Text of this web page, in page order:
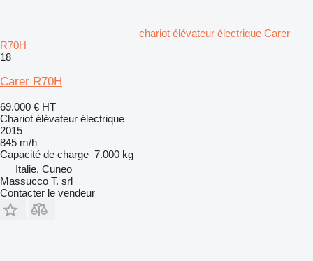
chariot élévateur électrique Carer
R70H
18
Carer R70H
69.000 € HT
Chariot élévateur électrique
2015
845 m/h
Capacité de charge 7.000 kg
Italie, Cuneo
Massucco T. srl
Contacter le vendeur